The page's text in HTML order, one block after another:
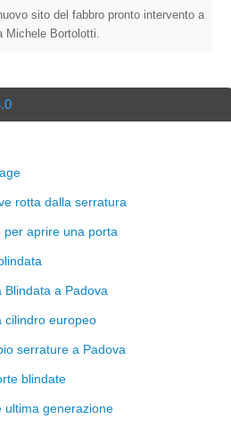
sito del fabbro pronto intervento a
Michele Bortolotti.
rotta dalla serratura
aprire una porta
a Padova
cilindro europeo
serrature a Padova
blindate
ultima generazione